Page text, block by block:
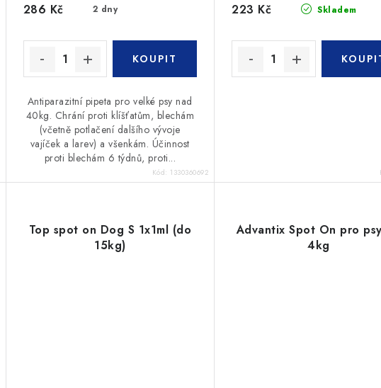
2 dny
286 Kč
Antiparazitní pipeta pro velké psy nad
40kg. Chrání proti klíšťatům, blechám
(včetně potlačení dalšího vývoje
vajíček a larev) a všenkám. Účinnost
proti blechám 6 týdnů, proti...
Kód: 1330360692
Skladem
223 Kč
Top spot on Dog S 1x1ml (do
15kg)
Advantix Spot On pro
4kg